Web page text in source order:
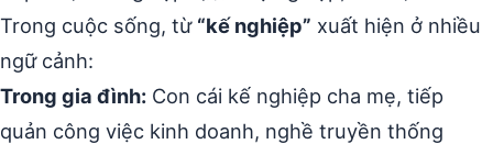
Trong cuộc sống, từ “kế nghiệp” xuất hiện ở nhiều
ngữ cảnh:
Trong gia đình: Con cái kế nghiệp cha mẹ, tiếp
quản công việc kinh doanh, nghề truyền thống